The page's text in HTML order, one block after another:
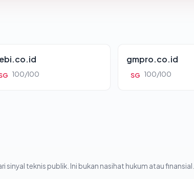
100/100
gmpro.co.id
SG 100/100
sinyal teknis publik. Ini bukan nasihat hukum atau finansial.